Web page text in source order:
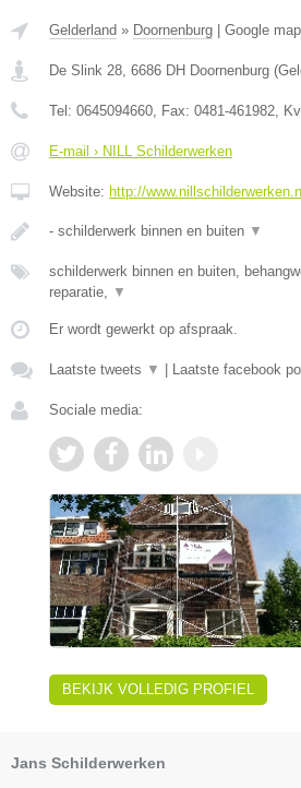
Gelderland » Doornenburg Google
De Slink 28, 6686 DH Doornenburg (
Tel: 0645094660, Fax: 0481-461982,
E-mail › NILL Schilderwerken
Website: http://www.nillschilderwerken.nl
- schilderwerk binnen en buiten ▼
schilderwerk binnen en buiten,
reparatie, ▼
Er wordt gewerkt op afspraak.
Laatste tweets ▼ Laatste facebook
Sociale media:
BEKIJK VOLLEDIG PROFIEL
Jans Schilderwerken